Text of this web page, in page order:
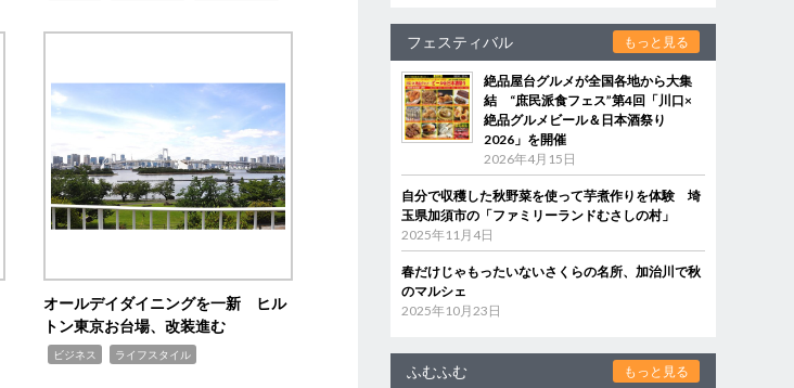
オールデイダイニングを一新 ヒル
トン東京お台場、改装進む
ビジネス ライフスタイル
フェスティバル もっと見る
絶品屋台グルメが全国各地から大集
結 “庶民派食フェス”第4回「川口×
絶品グルメビール＆日本酒祭り
2026」を開催
2026年4月15日
自分で収穫した秋野菜を使って芋煮作りを体験 埼
玉県加須市の「ファミリーランドむさしの村」
2025年11月4日
春だけじゃもったいないさくらの名所、加治川で秋
のマルシェ
2025年10月23日
ふむふむ もっと見る